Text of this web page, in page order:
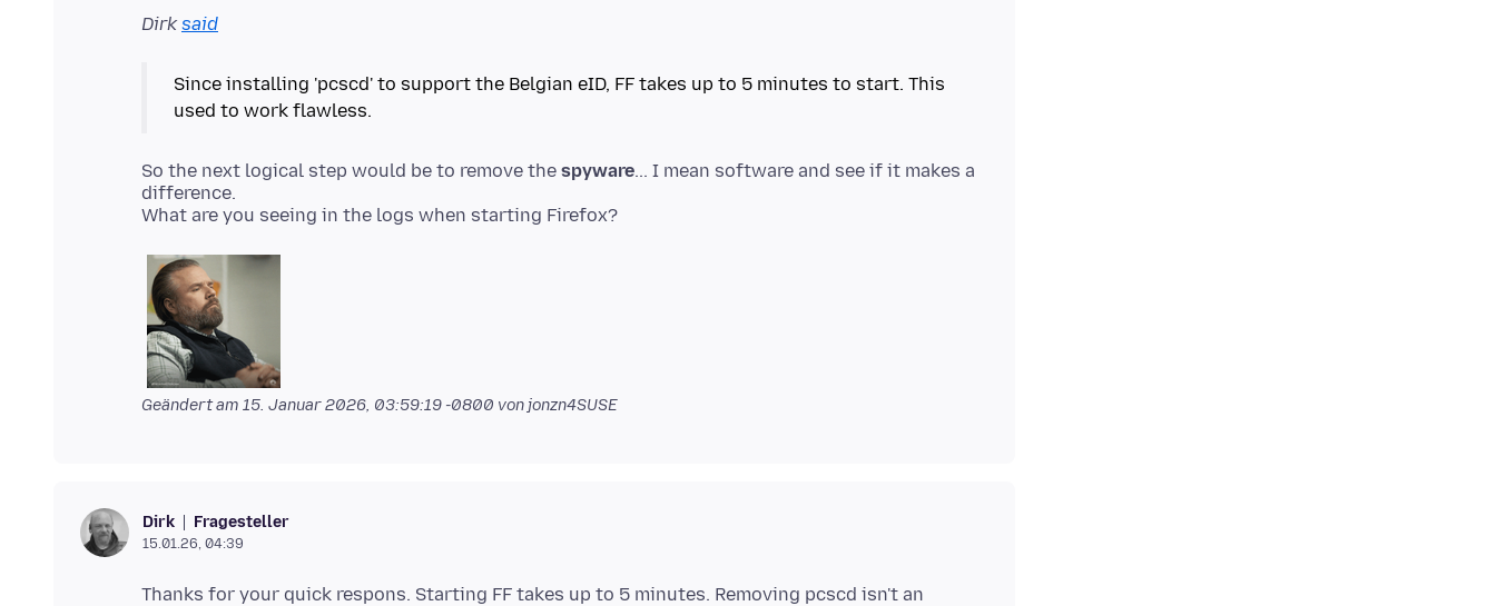
Dirksaid
Since installing 'pcscd' to support the Belgian eID, FF takes up to 5 minutes to start. This
So the next logical step would be to remove the spyware... I mean software and see if it makes a
difference.
Geändert am 15. Januar 2026, 03:59:19 -0800 von jonzn4SUSE
Dirk Fragesteller
15.01.26, 04:39
Thanks for your quick respons. Starting FF takes up to 5 minutes. Removing pcscd isn't an